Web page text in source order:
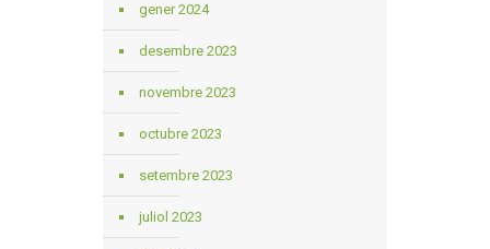
gener 2024
desembre 2023
novembre 2023
octubre 2023
setembre 2023
juliol 2023